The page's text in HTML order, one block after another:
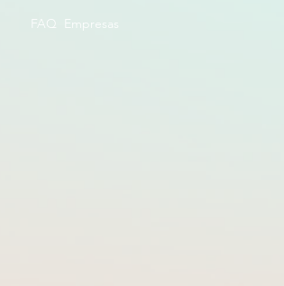
FAQ Empresas